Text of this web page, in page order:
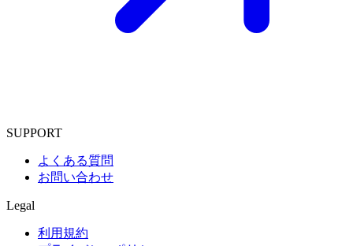
SUPPORT
よくある質問
お問い合わせ
Legal
利用規約